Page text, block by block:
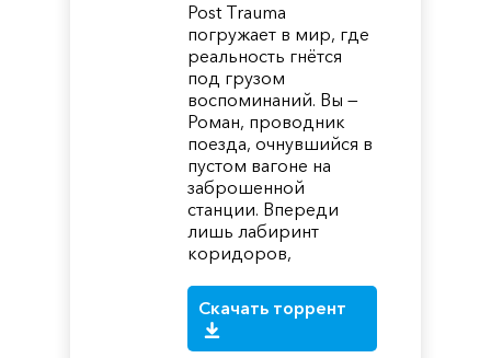
Post Trauma
погружает в мир, где
реальность гнётся
под грузом
воспоминаний. Вы —
Роман, проводник
поезда, очнувшийся в
пустом вагоне на
заброшенной
станции. Впереди
лишь лабиринт
коридоров,
Скачать торрент